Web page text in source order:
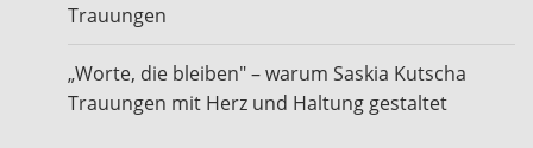
Trauungen
„Worte, die bleiben" – warum Saskia Kutscha
Trauungen mit Herz und Haltung gestaltet